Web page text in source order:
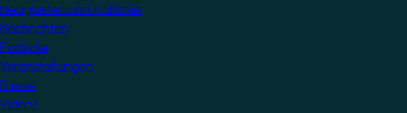
Neuigkeiten und Einblicke
Nachrichten
Einblicke
Veranstaltungen
Presse
Videos